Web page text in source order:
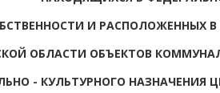
И РАСПОЛОЖЕННЫХ В
ОБЛАСТИ ОБЪЕКТОВ
- КУЛЬТУРНОГО НАЗНАЧЕНИЯ